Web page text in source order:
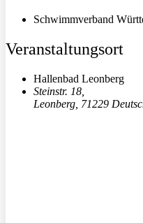
Schwimmverband
Veranstaltungsort
Hallenbad Leonberg
Steinstr. 18,
Leonberg 71229